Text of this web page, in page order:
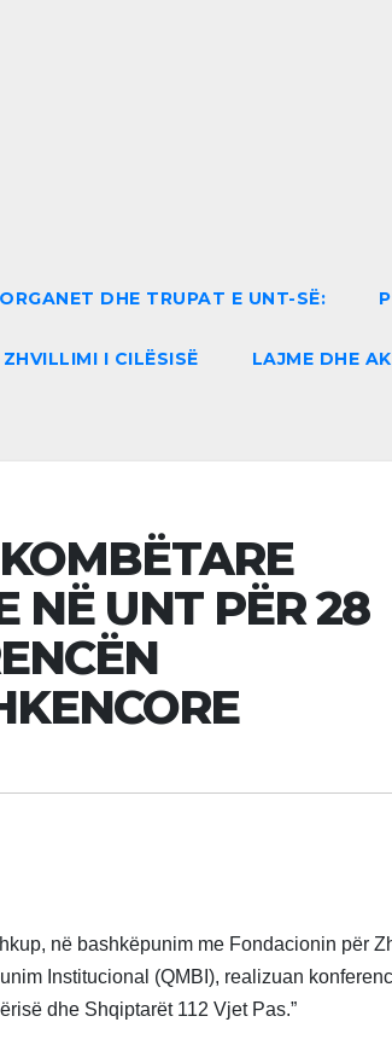
ORGANET DHE TRUPAT E UNT-SË:
I CILËSISË LAJME DHE
NË UNT PËR 28
në bashkëpunim me Fondacionin për
Institucional (QMBI), realizuan
dhe Shqiptarët 112 Vjet Pas.”